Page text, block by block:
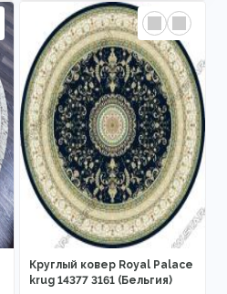
Круглый ковер Royal Palace
krug 14377 3161 (Бельгия)